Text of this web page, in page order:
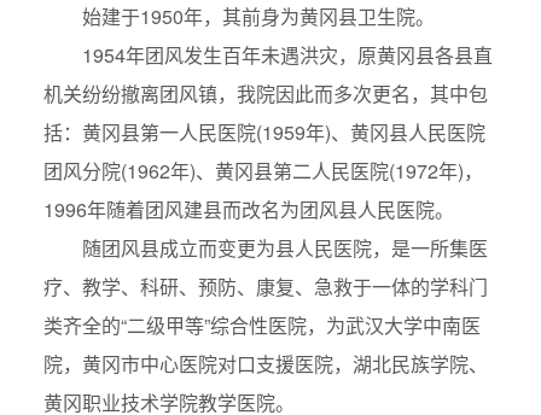
始建于1950年，其前身为黄冈县卫生院。
1954年团风发生百年未遇洪灾，原黄冈县各县直
机关纷纷撤离团风镇，我院因此而多次更名，其中包
括：黄冈县第一人民医院(1959年)、黄冈县人民医院
团风分院(1962年)、黄冈县第二人民医院(1972年)，
1996年随着团风建县而改名为团风县人民医院。
随团风县成立而变更为县人民医院，是一所集医
疗、教学、科研、预防、康复、急救于一体的学科门
类齐全的“二级甲等”综合性医院，为武汉大学中南医
院，黄冈市中心医院对口支援医院，湖北民族学院、
黄冈职业技术学院教学医院。